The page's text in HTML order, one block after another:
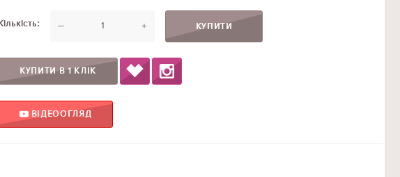
Кількість — +
КУПИТИ В 1 КЛІК
ВІДЕООГЛЯД